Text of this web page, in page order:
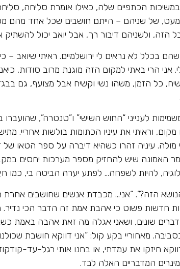
הכתפיים שלה, כאילו אומרת סליחה,
של שניהם – הייתם חושבים שכל אחד מהם
הזה, ולשניהם דיבור רך, אבל יואב יכול
בכלל לא נראים לי ירושלמיים. ראיתי שיואב –
הרי באתי למקום הזה מוגנת מרוב סודות,
כל הזמן, משהו נשי וקשיח אבל מצועף, גם
לענייני “החוש השישי” ו”טנטרה”, שהועברו
וראיתי את עיניו הכתומות בולשות אחריי.
עיניה זהרו כשהיא דיברה על ספר הטאו של
האמונה שיש להחזיק מספר מערכות יחסים
להיות לשפחה… לפתע יערה הביטה בי, כמו
הזה?”. “אני… מכבדת אנשים שחושבים
חדשות פשוט כי אהבת אמת זה הדבר הכי נדיר.
שונים, ושאני אגלה מה זאת אהבה באמת
מאחוריי בקע קול: “אני דווקא חושבת
חיזקו את עמדתי, או בחנו אותי רגל-עד-
המדבריים האלה לבד.